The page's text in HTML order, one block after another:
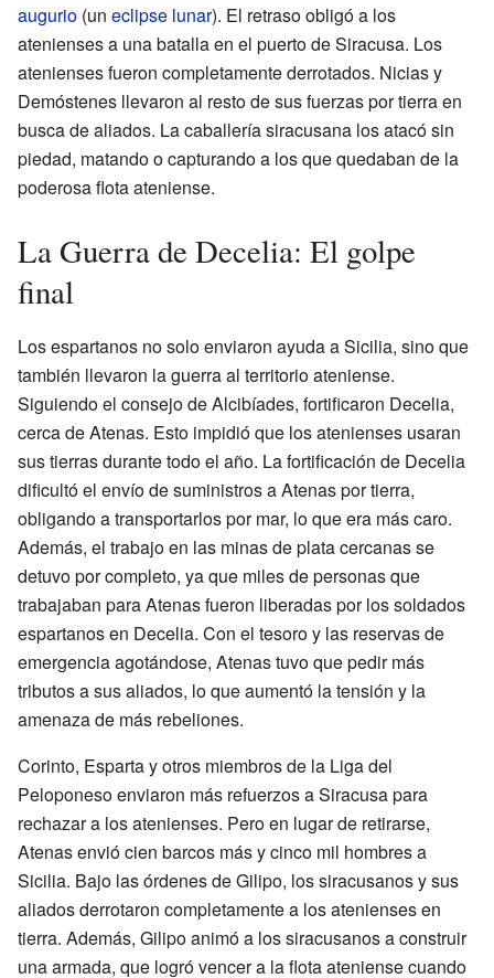
augurio (un eclipse lunar). El retraso obligó a los
atenienses a una batalla en el puerto de Siracusa. Los
atenienses fueron completamente derrotados. Nicias y
Demóstenes llevaron al resto de sus fuerzas por tierra en
busca de aliados. La caballería siracusana los atacó sin
piedad, matando o capturando a los que quedaban de la
poderosa flota ateniense.
La Guerra de Decelia: El golpe
final
Los espartanos no solo enviaron ayuda a Sicilia, sino que
también llevaron la guerra al territorio ateniense.
Siguiendo el consejo de Alcibíades, fortificaron Decelia,
cerca de Atenas. Esto impidió que los atenienses usaran
sus tierras durante todo el año. La fortificación de Decelia
dificultó el envío de suministros a Atenas por tierra,
obligando a transportarlos por mar, lo que era más caro.
Además, el trabajo en las minas de plata cercanas se
detuvo por completo, ya que miles de personas que
trabajaban para Atenas fueron liberadas por los soldados
espartanos en Decelia. Con el tesoro y las reservas de
emergencia agotándose, Atenas tuvo que pedir más
tributos a sus aliados, lo que aumentó la tensión y la
amenaza de más rebeliones.
Corinto, Esparta y otros miembros de la Liga del
Peloponeso enviaron más refuerzos a Siracusa para
rechazar a los atenienses. Pero en lugar de retirarse,
Atenas envió cien barcos más y cinco mil hombres a
Sicilia. Bajo las órdenes de Gilipo, los siracusanos y sus
aliados derrotaron completamente a los atenienses en
tierra. Además, Gilipo animó a los siracusanos a construir
una armada, que logró vencer a la flota ateniense cuando